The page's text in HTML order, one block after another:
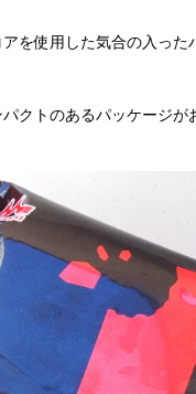
を使用した気合の入った
クトのあるパッケージが